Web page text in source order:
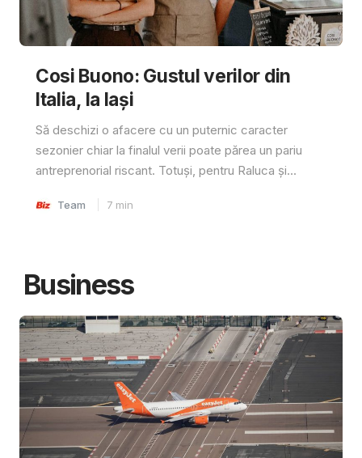
Cosi Buono: Gustul verilor din
Italia, la Iași
Să deschizi o afacere cu un puternic caracter
sezonier chiar la finalul verii poate părea un pariu
antreprenorial riscant. Totuși, pentru Raluca și...
Team 7 min
Business